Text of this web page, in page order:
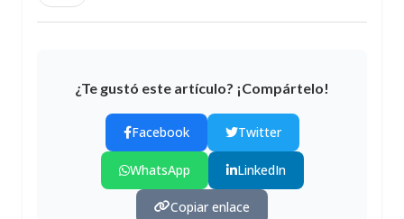
¿Te gustó este artículo? ¡Compártelo!
Facebook Twitter
WhatsApp LinkedIn
Copiar enlace